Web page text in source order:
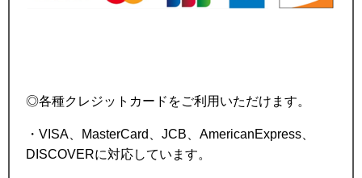
◎各種クレジットカードをご利用いただけます。
・VISA、MasterCard、JCB、 AmericanExpress、
DISCOVERに対応しています。